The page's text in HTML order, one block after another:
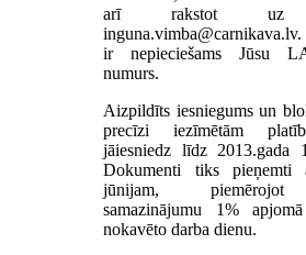
arī rakstot uz
.
ir nepieciešams Jūsu
numurs.
Aizpildīts iesniegums un
precīzi iezīmētām
jāiesniedz līdz 2013.gada
Dokumenti tiks
jūnijam, piemērojot
samazinājumu 1%
nokavēto darba dienu.